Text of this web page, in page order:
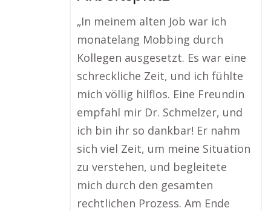
„In meinem alten Job war ich
monatelang Mobbing durch
Kollegen ausgesetzt. Es war eine
schreckliche Zeit, und ich fühlte
mich völlig hilflos. Eine Freundin
empfahl mir Dr. Schmelzer, und
ich bin ihr so dankbar! Er nahm
sich viel Zeit, um meine Situation
zu verstehen, und begleitete
mich durch den gesamten
rechtlichen Prozess. Am Ende